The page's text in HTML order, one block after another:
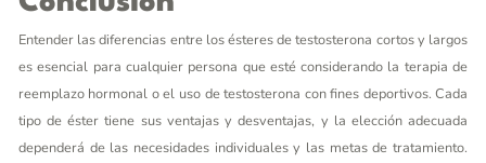
Entender las diferencias entre los ésteres de testosterona cortos y largos
es esencial para cualquier persona que esté considerando la terapia de
reemplazo hormonal o el uso de testosterona con fines deportivos. Cada
tipo de éster tiene sus ventajas y desventajas, y la elección adecuada
dependerá de las necesidades individuales y las metas de tratamiento.